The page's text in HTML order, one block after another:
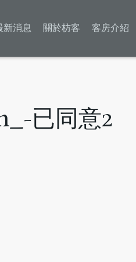
新消息 關於枋客 客房介紹
已同意2